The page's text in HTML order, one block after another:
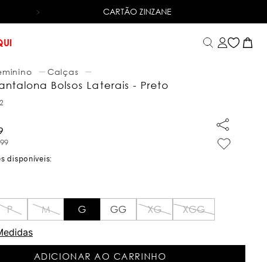
6X SEM JUROSNO CARTÃO DE CRÉDITO
CARTÃO ZINZANE
Calças
Bolsos Laterais - Preto
99
P M G GG XG
XGG
ADICIONAR AO CARRINHO